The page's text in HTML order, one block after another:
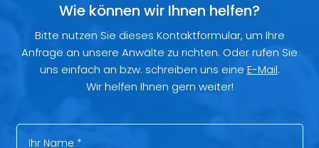
Wie können wir Ihnen helfen?
Bitte nutzen Sie dieses Kontaktformular, um Ihre
Anfrage an unsere Anwälte zu richten. Oder rufen Sie
uns einfach an bzw. schreiben uns eine E-Mail.
Wir helfen Ihnen gern weiter!